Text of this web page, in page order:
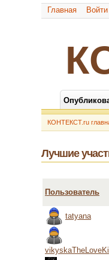
Главная Войти
КОНТЕКСТ.ru
Лучшие
Пользователь
tatyana